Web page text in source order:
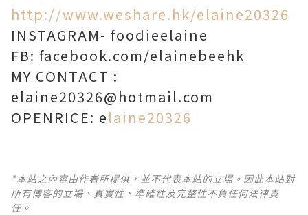
http://www.weshare.hk/elaine20326
INSTAGRAM- foodieelaine
FB: facebook.com/elainebeehk
MY CONTACT :
elaine20326@hotmail.com
OPENRICE: elaine20326
*本站之內容由作者所提供，並不代表本站的立場。因此本站對
所有博客的立場、真實性、準確性及完整性不負任何法律責
任。